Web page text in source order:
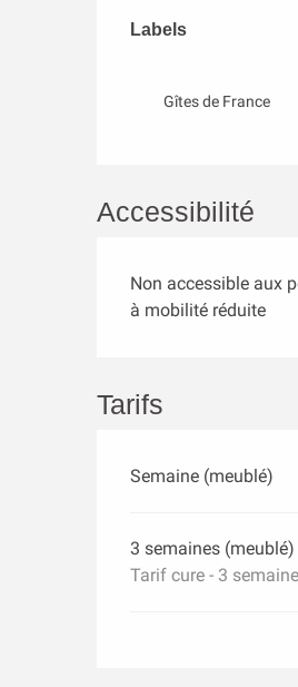
Offres de
Labels
Labels
Gîtes de France
Accessibilité
Non accessible aux
à mobilité réduite
Tarifs
Semaine (meublé)
3 semaines (meublé)
Tarif cure - 3